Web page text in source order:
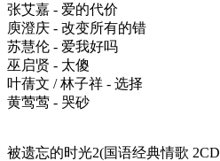
张艾嘉 - 爱的代价
庾澄庆 - 改变所有的错
苏慧伦 - 爱我好吗
巫启贤 - 太傻
叶蒨文 / 林子祥 - 选择
黄莺莺 - 哭砂
被遗忘的时光2(国语经典情歌